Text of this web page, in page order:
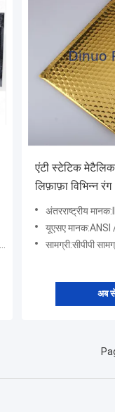
एंटी स्टेटिक
लिफ़ाफ़ा विभिन्न रंग
अंतरराष्ट्रीय
यूएसए
सामग्री:सीपीपी सामग्री
अब